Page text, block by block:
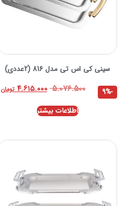
سینی کی اس تی مدل 816 (2عددی)
۵.۰۷۶.۵۰۰ ۴.۶۱۵.۰۰۰ تومان
-9%
اطلاعات بیشتر